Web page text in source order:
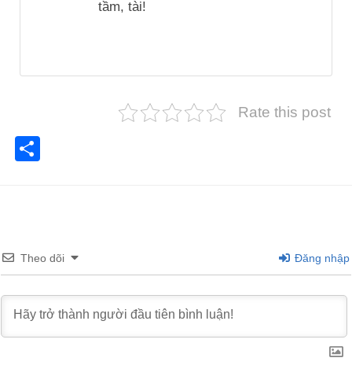
tầm, tài!
Rate this post
Theo dõi Đăng nhập